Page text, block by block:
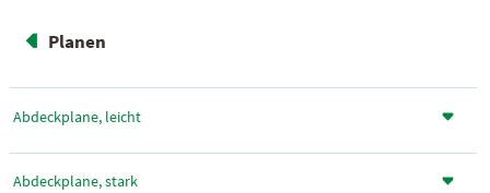
Planen
Abdeckplane, leicht
Abdeckplane, stark